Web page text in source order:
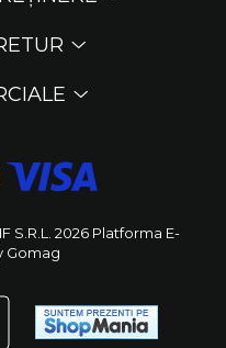
S.R.L. 2026 Platforma E-
Gomag